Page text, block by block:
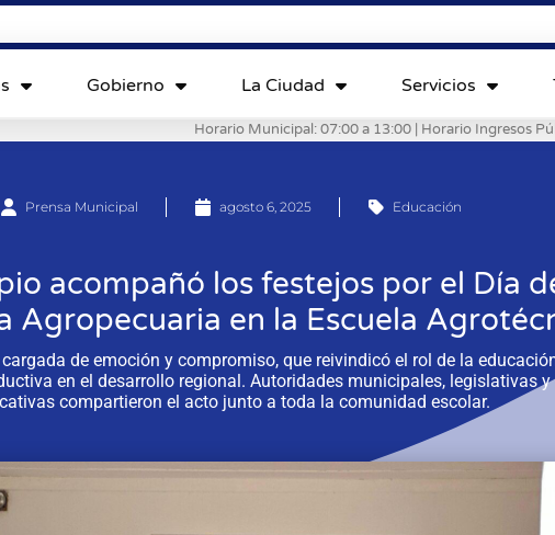
Gobierno La Ciudad Servicios
Horario Municipal: 07:00 a 13:00 | Horario Ingresos
Prensa Municipal agosto 6, 2025 Educación
acompañó los festejos por el Día
Agropecuaria en la Escuela
de emoción y compromiso, que reivindicó el rol de la
en el desarrollo regional. Autoridades municipales, legislativas y
compartieron el acto junto a toda la comunidad escolar.